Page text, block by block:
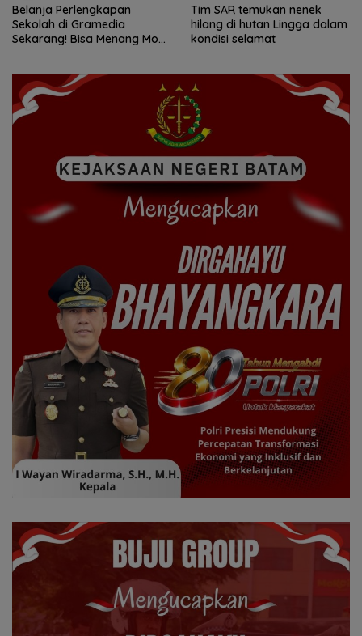
Belanja Perlengkapan
Sekolah di Gramedia
Sekarang! Bisa Menang Mobil
Tim SAR temukan nenek
hilang di hutan Lingga dalam
kondisi selamat